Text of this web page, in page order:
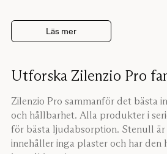
Läs mer
Utforska Zilenzio Pro
Zilenzio Pro sammanför det bästa
och hållbarhet. Alla produkter i
för bästa ljudabsorption. Stenull
innehåller inga plaster och har den